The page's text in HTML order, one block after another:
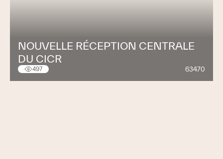
NOUVELLE RÉCEPTION CENTRALE
DU CICR
497 63470